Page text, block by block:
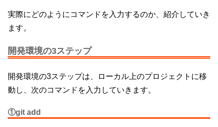
実際にどのようにコマンドを入力するのか、紹介していき
ます。
開発環境の3ステップ
開発環境の3ステップは、ローカル上のプロジェクトに移
動し、次のコマンドを入力していきます。
①git add